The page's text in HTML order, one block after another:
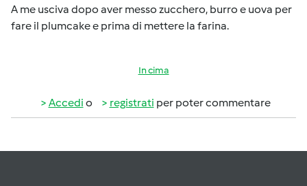
A me usciva dopo aver messo zucchero, burro e uova per
fare il plumcake e prima di mettere la farina.
In cima
Accedi o registrati per poter commentare